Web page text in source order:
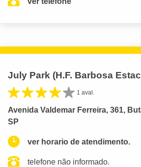
July Park (H.F. Barbosa
1 aval.
Avenida Valdemar Ferreira, 361,
SP
ver horario de atendimento.
telefone não informado.